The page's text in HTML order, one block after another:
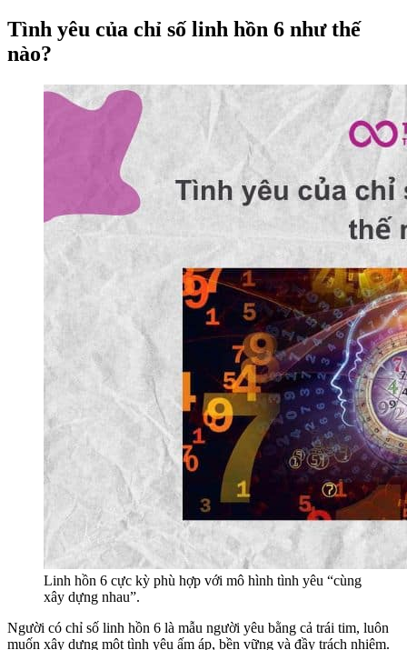
Tình yêu của chỉ số linh hồn 6 như thế
nào?
Linh hồn 6 cực kỳ phù hợp với mô hình tình yêu “cùng
xây dựng nhau”.
Người có chỉ số linh hồn 6 là mẫu người yêu bằng cả trái tim, luôn
muốn xây dựng một tình yêu ấm áp, bền vững và đầy trách nhiệm.